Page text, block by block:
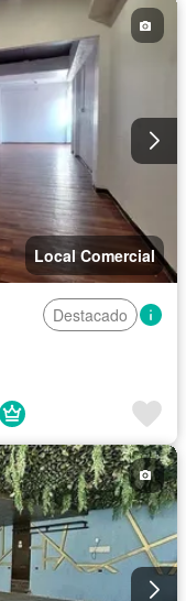
Local Comercial
Destacado